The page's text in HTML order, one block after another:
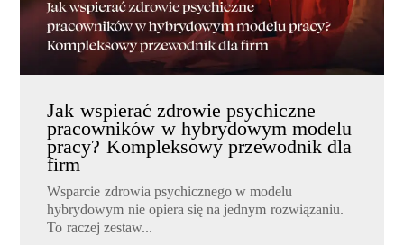
Jak wspierać zdrowie psychiczne
pracowników w hybrydowym modelu
pracy? Kompleksowy przewodnik dla
firm
Wsparcie zdrowia psychicznego w modelu
hybrydowym nie opiera się na jednym rozwiązaniu.
To raczej zestaw...